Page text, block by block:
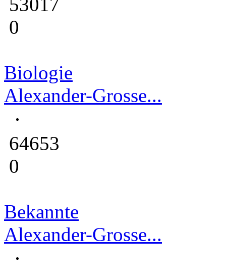
53017
0
Biologie
Alexander-Grosse...
64653
0
Bekannte
Alexander-Grosse...